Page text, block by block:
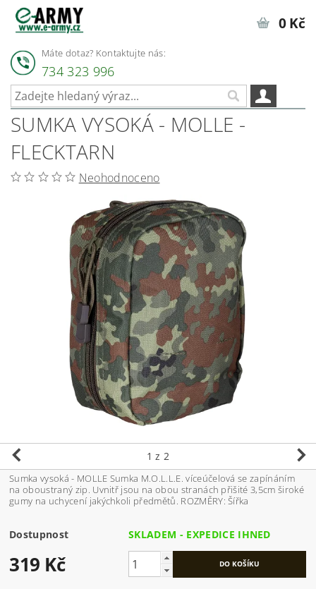
Máte dotaz? Kontaktujte nás:
734 323 996
0 Kč
SUMKA VYSOKÁ - MOLLE -
FLECKTARN
Neohodnoceno
1 z 2
Sumka vysoká - MOLLE Sumka M.O.L.L.E. víceúčelová se zapínáním
na oboustraný zip. Uvnitř jsou na obou stranách přišité 3,5cm široké
gumy na uchycení jakýchkoli předmětů. ROZMĚRY: Šířka
Dostupnost SKLADEM - EXPEDICE IHNED
319 Kč